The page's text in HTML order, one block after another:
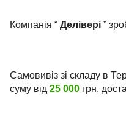
Компанія “ Делівері ”
Самовивіз зі складу в
суму від 25 000 грн,